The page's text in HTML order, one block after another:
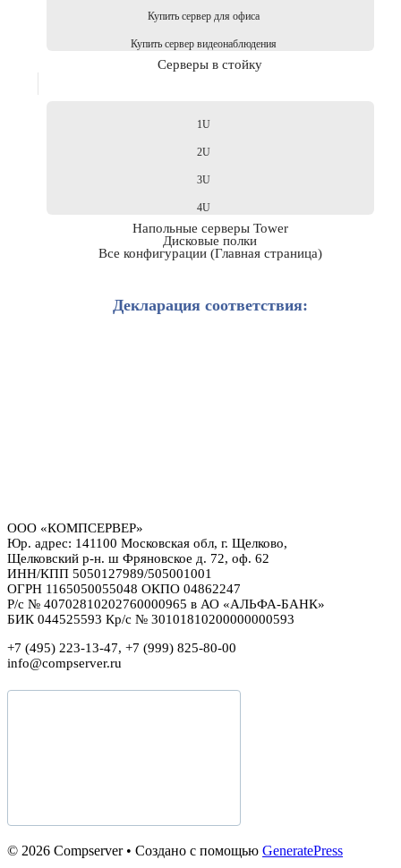
Купить сервер для офиса
Купить сервер видеонаблюдения
Серверы в стойку
1U
2U
3U
4U
Напольные серверы Tower
Дисковые полки
Все конфигурации (Главная страница)
Декларация соответствия:
ООО «КОМПСЕРВЕР»
Юр. адрес: 141100 Московская обл, г. Щелково,
Щелковский р-н. ш Фряновское д. 72, оф. 62
ИНН/КПП 5050127989/505001001
ОГРН 1165050055048 ОКПО 04862247
Р/с № 40702810202760000965 в АО «АЛЬФА-БАНК»
БИК 044525593 Кр/с № 30101810200000000593
+7 (495) 223-13-47, +7 (999) 825-80-00
info@compserver.ru
© 2026 Compserver• Создано с помощью GeneratePress